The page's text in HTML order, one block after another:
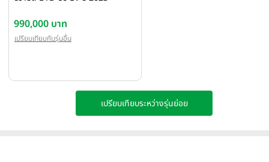
48 เดือน พิเศษ! รับประกันตัวรถ (Warranty) 6 ปี หรือ 150,000 กม.
พิเศษ! รับประกันแบตเตอรี่ 8 ปี หรือ 160,000 กม. *ภายใต้เงื่อนไขขอ
990,000 บาท
เปรียบเทียบกับรุ่นอื่น
เปรียบเทียบระหว่างรุ่นย่อย